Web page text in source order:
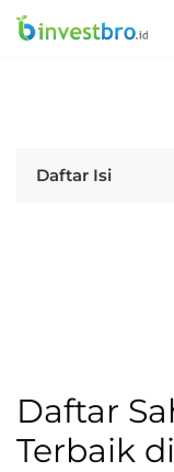
Daftar Isi
Daftar
Terbaik